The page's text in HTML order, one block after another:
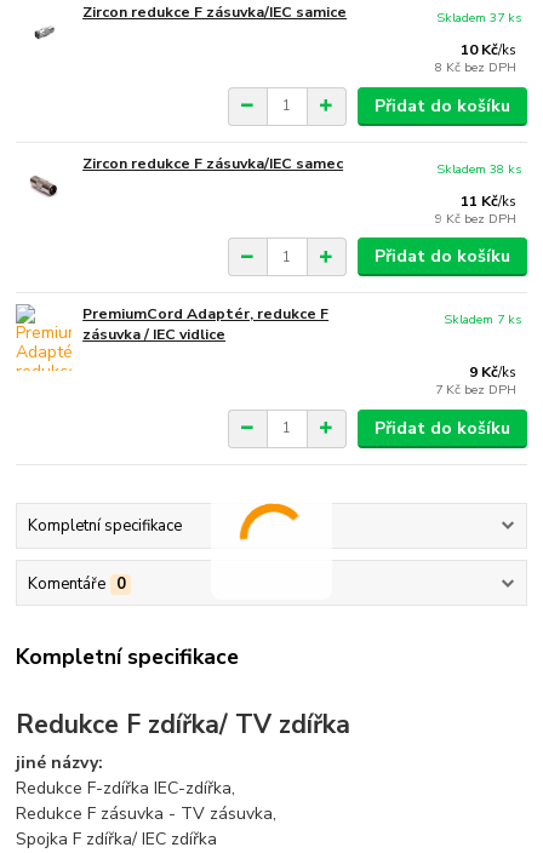
Zircon redukce F zásuvka/IEC samice
10 Kč/ks
8 Kč bez DPH
Skladem 37 ks
Přidat do košíku
Zircon redukce F zásuvka/IEC samec
11 Kč/ks
9 Kč bez DPH
Skladem 38 ks
Přidat do košíku
PremiumCord Adaptér, redukce F
zásuvka / IEC vidlice
9 Kč/ks
7 Kč bez DPH
Skladem 7 ks
Přidat do košíku
Kompletní specifikace
Komentáře 0
Kompletní specifikace
Redukce F zdířka/ TV zdířka
jiné názvy:
Redukce F-zdířka IEC-zdířka,
Redukce F zásuvka - TV zásuvka,
Spojka F zdířka/ IEC zdířka